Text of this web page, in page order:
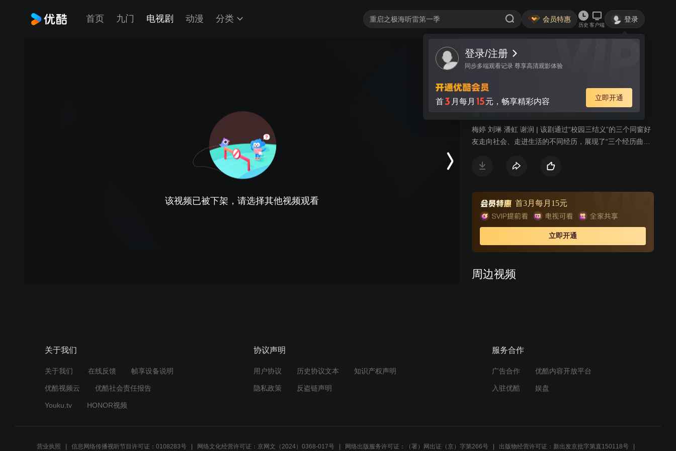
首页 九门 电视剧 动漫 分类 会员特惠
历史 客户端
登录
登录/注册
同步多端观看记录 尊享高清观影体验
首3 月每月 15元，畅享精彩内容 立即开通
该视频已被下架，请选择其他视频观看
视频 讨论
香樟树
飞天奖 都市 情感
梅婷 刘琳 潘虹 谢润 | 该剧通过“校园三结义”的三个同窗好
友走向社会、走进生活的不同经历，展现了“三个经历曲折
首3月每月15元
立即开通
周边视频
步 3
01:24
关于我们
关于我们 在线反馈 帧享设备说明
优酷视频云 优酷社会责任报告
Youku.tv HONOR视频
协议声明
用户协议 历史协议文本 知识产权声明
隐私政策 反盗链声明
服务合作
广告合作 优酷内容开放平台
入驻优酷 娱盘
营业执照 信息网络传播视听节目许可证：0108283号 网络文化经营许可证：京网文（2024）0368-017号 网络出版服务许可证：（署）网出证（京）字第266号 出版物经营许可证：新出发京批字第直150118号